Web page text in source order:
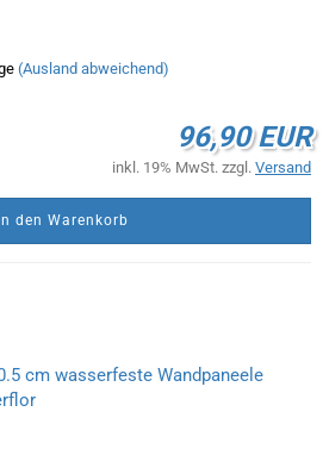
(Ausland abweichend)
96,90 EUR
inkl. 19% MwSt. zzgl. Versand
In den Warenkorb